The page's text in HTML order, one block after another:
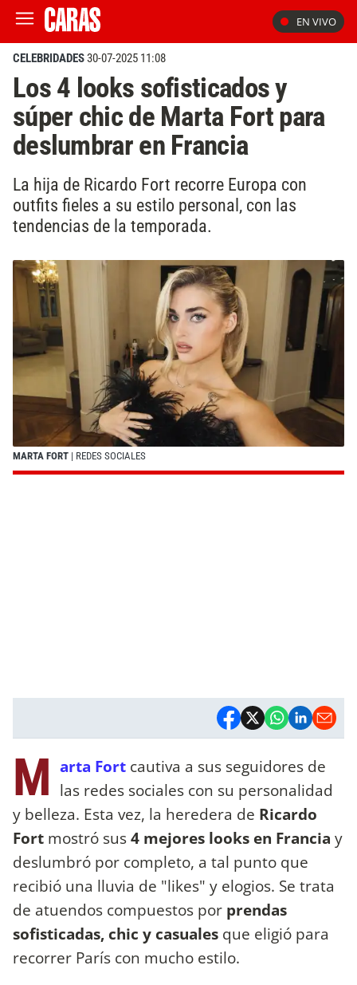
EN VIVO
CELEBRIDADES30-07-2025 11:08
Los 4 looks sofisticados y
súper chic de Marta Fort para
deslumbrar en Francia
La hija de Ricardo Fort recorre Europa con
outfits fieles a su estilo personal, con las
tendencias de la temporada.
MARTA FORT | REDES SOCIALES
M arta Fort cautiva a sus seguidores de
las redes sociales con su personalidad
y belleza. Esta vez, la heredera de Ricardo
Fort mostró sus4 mejores looks en Francia y
deslumbró por completo, a tal punto que
recibió una lluvia de "likes" y elogios. Se trata
de atuendos compuestos por prendas
sofisticadas, chic y casuales que eligió para
recorrer París con mucho estilo.